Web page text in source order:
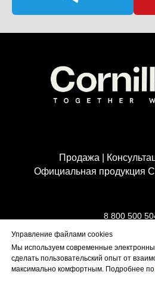
Управление файлами cookies
Мы используем современные
сделать пользовательский опыт от
максимально комфортным. Подробнее по
Продажа |
Официальная продукция
8 800 500